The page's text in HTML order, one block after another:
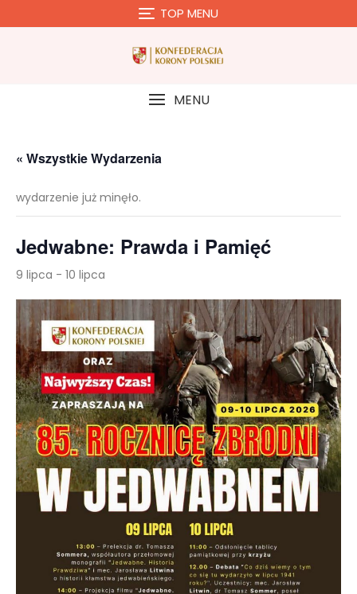
to
TOP MENU
MENU
« Wszystkie Wydarzenia
wydarzenie już minęło.
Jedwabne: Prawda i Pamięć
9 lipca - 10 lipca